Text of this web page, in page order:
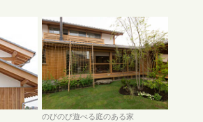
のびのび遊べる庭のある家